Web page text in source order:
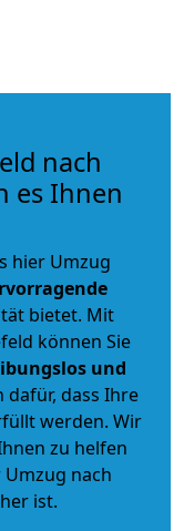
nach
es Ihnen
hier Umzug
bietet. Mit
können Sie
und
dass Ihre
werden. Wir
zu helfen
nach
ist.